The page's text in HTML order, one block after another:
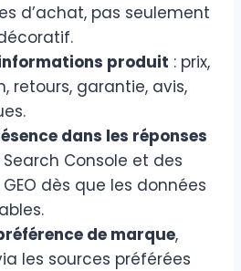
d’achat, pas seulement
produit : prix,
retours, garantie, avis,
dans les réponses
Console et des
dès que les données
de marque,
les sources préférées